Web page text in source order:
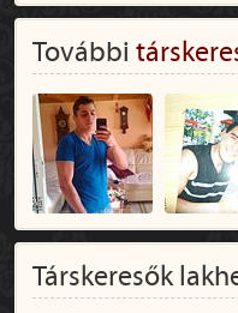
További
Társkeresők